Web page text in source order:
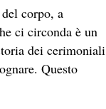
corpo, a
ci circonda è un
dei cerimoniali
Questo